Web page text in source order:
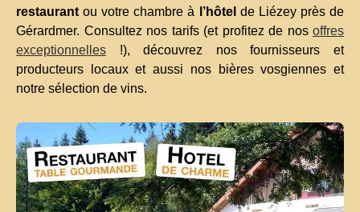
restaurant ou votre chambre à l’hôtel de Liézey près de
Gérardmer. Consultez nos tarifs (et profitez de nos offres
exceptionnelles !), découvrez nos fournisseurs et
producteurs locaux et aussi nos bières vosgiennes et
notre sélection de vins.